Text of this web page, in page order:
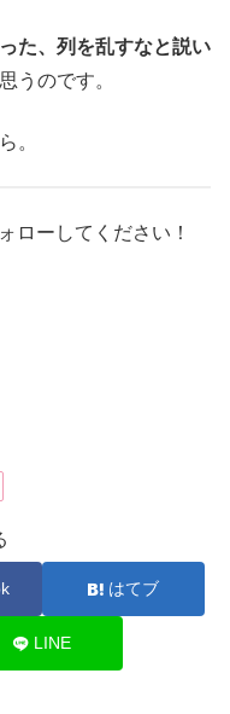
た、列を乱すなと説い
うのです。
。
ローしてください！
はてブ
LINE